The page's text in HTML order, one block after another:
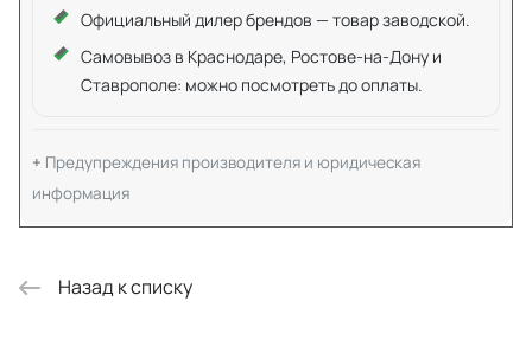
Официальный дилер брендов — товар заводской.
Самовывоз в Краснодаре, Ростове-на-Дону и
Ставрополе: можно посмотреть до оплаты.
Предупреждения производителя и юридическая
информация
Назад к списку